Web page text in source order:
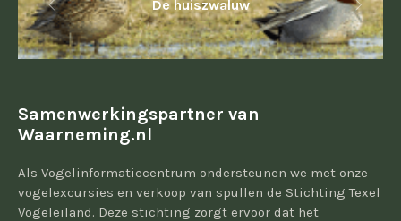
De huiszwaluw
Samenwerkingspartner van
Waarneming.nl
Als Vogelinformatiecentrum ondersteunen we met onze
vogelexcursies en verkoop van spullen de Stichting Texel
Vogeleiland. Deze stichting zorgt ervoor dat het